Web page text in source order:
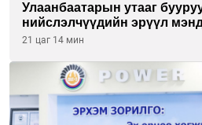
Улаанбаатарын утааг
нийслэлчүүдийн эрүүл
төслийг “Чингис хаан
21 цаг 14 мин